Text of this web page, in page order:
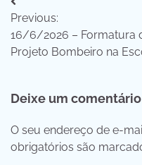
Navegação
de
Post
Previous:
16/6/2026 – Formatura
Projeto Bombeiro na
Deixe um comentário
O seu endereço de e-
obrigatórios são